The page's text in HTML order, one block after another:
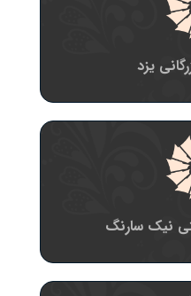
یزد
نیک سارنگ